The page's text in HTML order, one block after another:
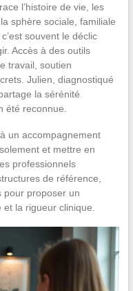
l’histoire de vie, les
sphère sociale, familiale
souvent le déclic
Accès à des outils
travail, soutien
Julien, diagnostiqué
la sérénité
été reconnue.
un accompagnement
et mettre en
professionnels
de référence,
pour proposer un
la rigueur clinique.